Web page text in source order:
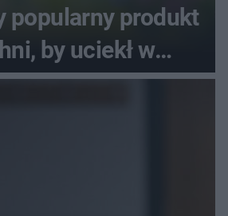
popularny produkt
by uciekł w
popłochu